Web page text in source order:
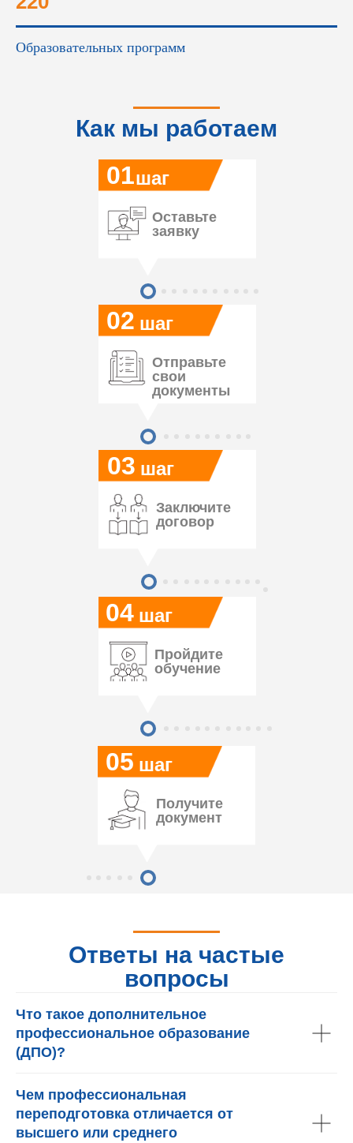
Образовательных программ
Как мы работаем
05
04
03
02
01
Оставьте
заявку
шаг
шаг
шаг
шаг
шаг
Отправьте
свои
документы
Заключите
договор
Пройдите
обучение
Получите
документ
Ответы на частые
вопросы
Что такое дополнительное
профессиональное образование
(ДПО)?
Чем профессиональная
переподготовка отличается от
высшего или среднего